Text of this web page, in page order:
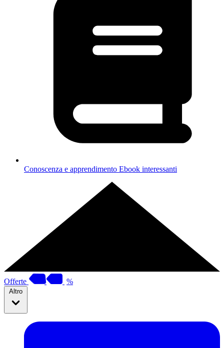
Conoscenza e apprendimento Ebook interessanti
Offerte %
Altro